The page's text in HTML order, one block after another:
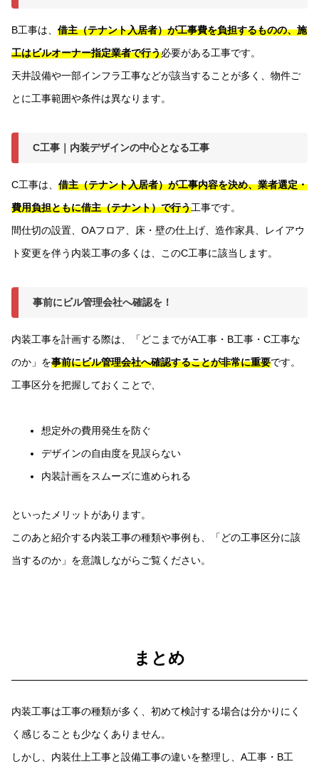
B工事は、 借主（テナント入居者）が工事費を負担するものの、施
工はビルオーナー指定業者で行う必要がある工事です。
天井設備や一部インフラ工事などが該当することが多く、物件ご
とに工事範囲や条件は異なります。
C工事｜内装デザインの中心となる工事
C工事は、 借主（テナント入居者）が工事内容を決め、業者選定・
費用負担ともに借主（テナント）で行う工事です。
間仕切の設置、OAフロア、床・壁の仕上げ、造作家具、レイアウ
ト変更を伴う内装工事の多くは、このC工事に該当します。
事前にビル管理会社へ確認を！
内装工事を計画する際は、「どこまでがA工事・B工事・C工事な
のか」を事前にビル管理会社へ確認することが非常に重要です。
工事区分を把握しておくことで、
想定外の費用発生を防ぐ
デザインの自由度を見誤らない
内装計画をスムーズに進められる
といったメリットがあります。
このあと紹介する内装工事の種類や事例も、「どの工事区分に該
当するのか」を意識しながらご覧ください。
まとめ
内装工事は工事の種類が多く、初めて検討する場合は分かりにく
く感じることも少なくありません。
しかし、内装仕上工事と設備工事の違いを整理し、A工事・B工